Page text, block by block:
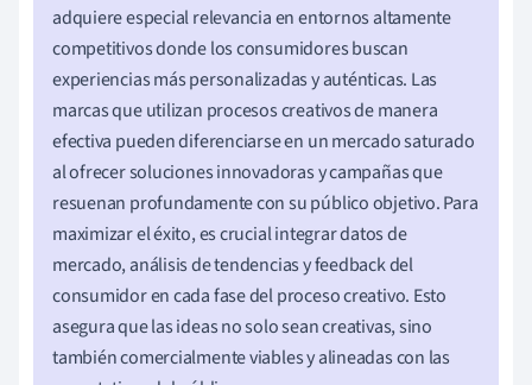
adquiere especial relevancia en entornos altamente
competitivos donde los consumidores buscan
experiencias más personalizadas y auténticas. Las
marcas que utilizan procesos creativos de manera
efectiva pueden diferenciarse en un mercado saturado
al ofrecer soluciones innovadoras y campañas que
resuenan profundamente con su público objetivo. Para
maximizar el éxito, es crucial integrar datos de
mercado, análisis de tendencias y feedback del
consumidor en cada fase del proceso creativo. Esto
asegura que las ideas no solo sean creativas, sino
también comercialmente viables y alineadas con las